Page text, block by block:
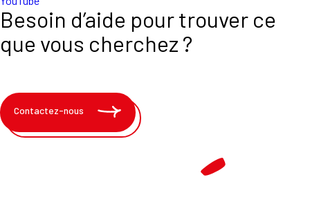
Besoin d’aide pour trouver ce
que vous cherchez ?
Contactez-nous